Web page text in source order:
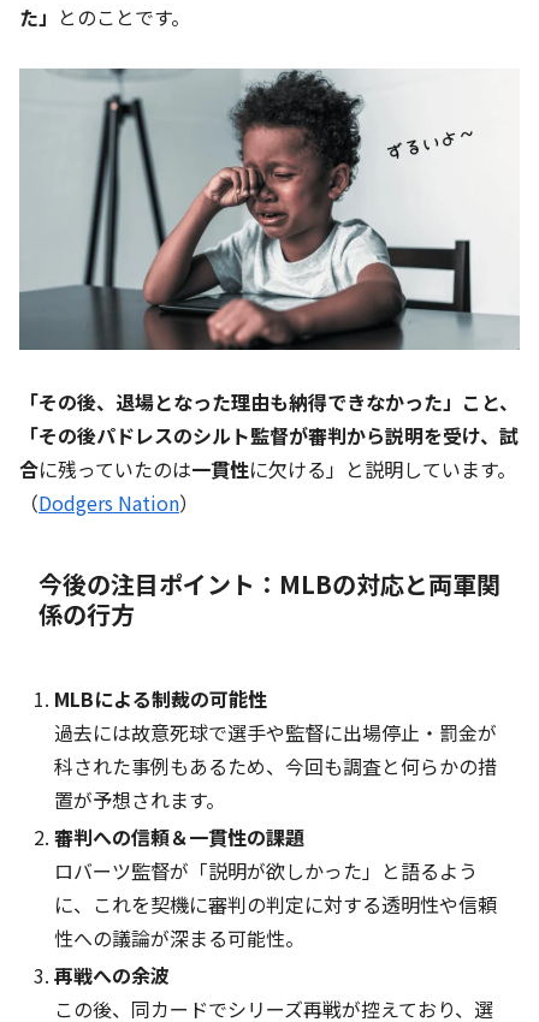
た」 とのことです。
「その後、退場となった理由も納得できなかった」こと、
「その後パドレスのシルト監督が審判から説明を受け、試
合に残っていたのは一貫性に欠ける」と説明しています。
（Dodgers Nation）
今後の注目ポイント：MLBの対応と両軍関
係の行方
MLBによる制裁の可能性
過去には故意死球で選手や監督に出場停止・罰金が
科された事例もあるため、今回も調査と何らかの措
置が予想されます。
審判への信頼＆一貫性の課題
ロバーツ監督が「説明が欲しかった」と語るよう
に、これを契機に審判の判定に対する透明性や信頼
性への議論が深まる可能性。
再戦への余波
この後、同カードでシリーズ再戦が控えており、選